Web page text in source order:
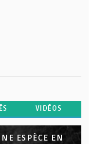
VIDÉOS
ESPÈCE EN